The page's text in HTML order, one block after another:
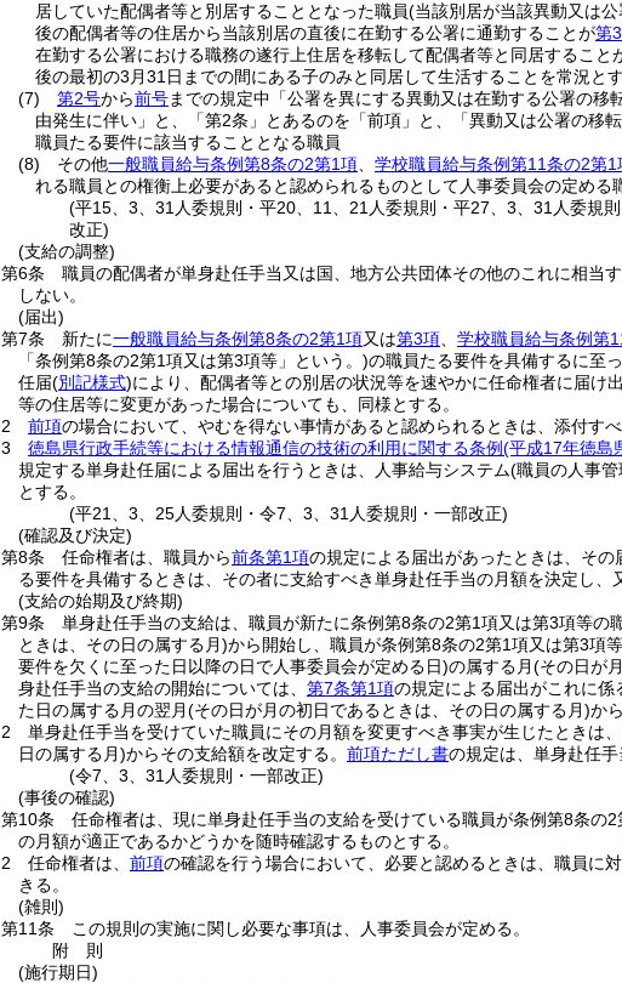
居していた配偶者等と別居することとなった職員(当該別居が当該異動又は
後の配偶者等の住居から当該別居の直後に在勤する公署に通勤することが第
在勤する公署における職務の遂行上住居を移転して配偶者等と同居するこ
後の最初の3月31日までの間にある子のみと同居して生活することを常況と
(7)
第2号から前号までの規定中「公署を異にする異動又は在勤する公署の
由発生に伴い」と、「第2条」とあるのを「前項」と、「異動又は公署の移
職員たる要件に該当することとなる職員
(8)
その他一般職員給与条例第8条の2第1項 学校職員給与条例第11条の2第1
れる職員との権衡上必要があると認められるものとして人事委員会の定める
(平15、3、31人委規則・平20、11、21人委規則・平27、3、31人委規
改正)
(支給の調整)
第6条
職員の配偶者が単身赴任手当又は国、地方公共団体その他のこれに相当
しない。
(届出)
第7条
新たに一般職員給与条例第8条の2第1項又は第3項 学校職員給与条例第
「条例第8条の2第1項又は第3項等」という。)の職員たる要件を具備するに至
任届(別記様式)により、配偶者等との別居の状況等を速やかに任命権者に届け
等の住居等に変更があった場合についても、同様とする。
2
前項の場合において、やむを得ない事情があると認められるときは、添付す
3
徳島県行政手続等における情報通信の技術の利用に関する条例(平成17年徳島
規定する単身赴任届による届出を行うときは、人事給与システム(職員の人事
とする。
(平21、3、25人委規則・令7、3、31人委規則・一部改正)
(確認及び決定)
第8条
任命権者は、職員から前条第1項の規定による届出があったときは、そ
る要件を具備するときは、その者に支給すべき単身赴任手当の月額を決定し、
(支給の始期及び終期)
第9条
単身赴任手当の支給は、職員が新たに条例第8条の2第1項又は第3項等の
ときは、その日の属する月)から開始し、職員が条例第8条の2第1項又は第3項
要件を欠くに至った日以降の日で人事委員会が定める日)の属する月(その日が
身赴任手当の支給の開始については、 第7条第1項の規定による届出がこれに
た日の属する月の翌月(その日が月の初日であるときは、その日の属する月)か
2
単身赴任手当を受けていた職員にその月額を変更すべき事実が生じたときは
日の属する月)からその支給額を改定する。 前項ただし書の規定は、単身赴任
(令7、3、31人委規則・一部改正)
(事後の確認)
第10条
任命権者は、現に単身赴任手当の支給を受けている職員が条例第8条
の月額が適正であるかどうかを随時確認するものとする。
2
任命権者は、 前項の確認を行う場合において、必要と認めるときは、職員に
きる。
(雑則)
第11条
この規則の実施に関し必要な事項は、人事委員会が定める。
附 則
(施行期日)